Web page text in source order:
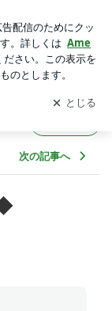
け取りまし
開く
次の記事へ